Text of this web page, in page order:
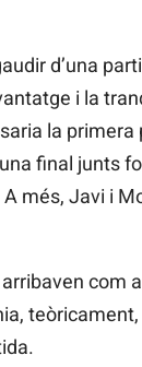
d’una
i la
la primera
final junts
més, Javi i